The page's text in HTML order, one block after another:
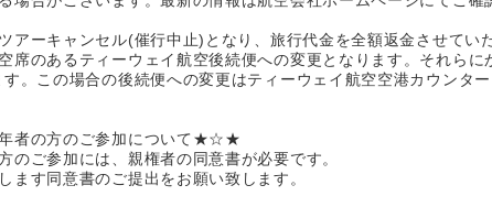
アーキャンセル(催行中止)となり、旅行代金を全額返金させてい
席のあるティーウェイ航空後続便への変更となります。それら
。この場合の後続便への変更はティーウェイ航空空港カウンタ
者の方のご参加について★☆★
のご参加には、親権者の同意書が必要です。
す同意書のご提出をお願い致します。